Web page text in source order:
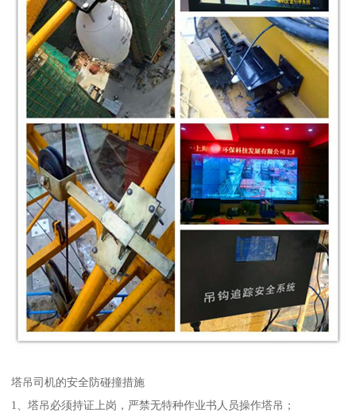
塔吊司机的安全防碰撞措施
1、塔吊必须持证上岗，严禁无特种作业书人员操作塔吊；